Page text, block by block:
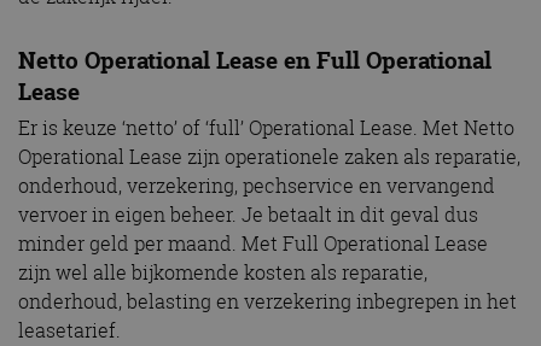
Netto Operational Lease en Full Operational
Lease
Er is keuze ‘netto’ of ‘full’ Operational Lease. Met Netto
Operational Lease zijn operationele zaken als reparatie,
onderhoud, verzekering, pechservice en vervangend
vervoer in eigen beheer. Je betaalt in dit geval dus
minder geld per maand. Met Full Operational Lease
zijn wel alle bijkomende kosten als reparatie,
onderhoud, belasting en verzekering inbegrepen in het
leasetarief.